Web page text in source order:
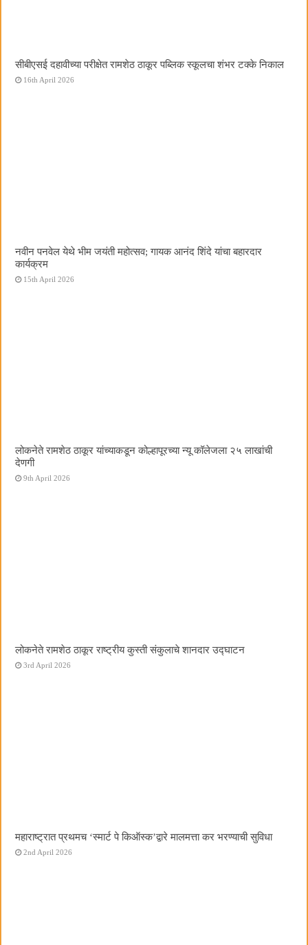
सीबीएसई दहावीच्या परीक्षेत रामशेठ ठाकूर पब्लिक स्कूलचा शंभर टक्के निकाल
16th April 2026
नवीन पनवेल येथे भीम जयंती महोत्सव; गायक आनंद शिंदे यांचा बहारदार
कार्यक्रम
15th April 2026
लोकनेते रामशेठ ठाकूर यांच्याकडून कोल्हापूरच्या न्यू कॉलेजला २५ लाखांची
देणगी
9th April 2026
लोकनेते रामशेठ ठाकूर राष्ट्रीय कुस्ती संकुलाचे शानदार उद्घाटन
3rd April 2026
महाराष्ट्रात प्रथमच ‌‘स्मार्ट पे किऑस्क‌’द्वारे मालमत्ता कर भरण्याची सुविधा
2nd April 2026